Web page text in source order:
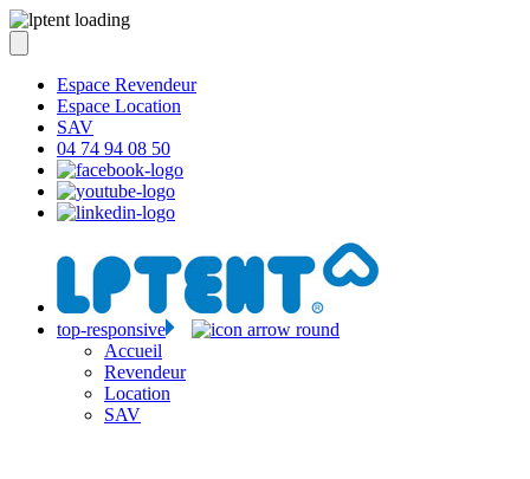
Espace Revendeur
Espace Location
SAV
04 74 94 08 50
top-responsive
Accueil
Revendeur
Location
SAV